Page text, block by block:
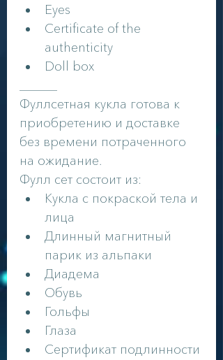
Eyes
Certificate of the
authenticity
Doll box
Фуллсетная кукла готова к
приобретению и доставке
без времени потраченного
на ожидание.
Фулл сет состоит из:
Кукла с покраской тела и
лица
Длинный магнитный
парик из альпаки
Диадема
Обувь
Гольфы
Глаза
Сертификат подлинности